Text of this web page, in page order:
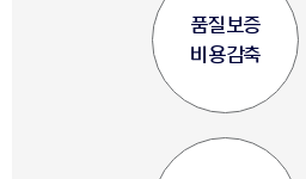
품질보증
비용감축